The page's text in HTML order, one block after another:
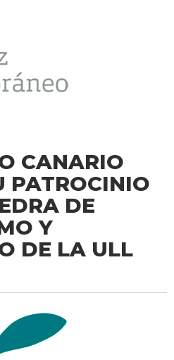
CANARIO
PATROCINIO
DE
Y
DE LA ULL